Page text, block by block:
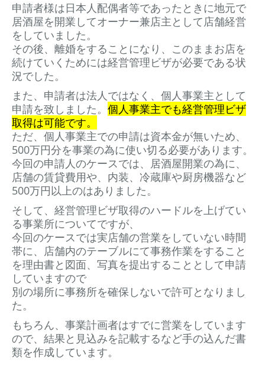
申請者様は日本人配偶者等であったときに地元で
居酒屋を開業してオーナー兼店主として店舗経営
をしていました。
その後、離婚をすることになり、このままお店を
続けていくためには経営管理ビザが必要である状
況でした。
また、申請者は法人ではなく、個人事業主として
申請を致しました。 個人事業主でも経営管理ビザ
取得は可能です。
ただ、個人事業主での申請は資本金が無いため、
500万円分を事業の為に使い切る必要があります。
今回の申請人のケースでは、居酒屋開業の為に、
店舗の賃貸費用や、内装、冷蔵庫や厨房機器など
500万円以上のはありました。
そして、経営管理ビザ取得のハードルを上げてい
る事業所についてですが、
今回のケースでは実店舗の営業をしていない時間
帯に、店舗内のテーブルにて事務作業をすること
を理由書と図面、写真を提出することとして申請
していますので
別の場所に事務所を確保しないで許可となりまし
た。
もちろん、事業計画者はすでに営業をしています
ので、結果と見込みを記載するなど手の込んだ書
類を作成しています。